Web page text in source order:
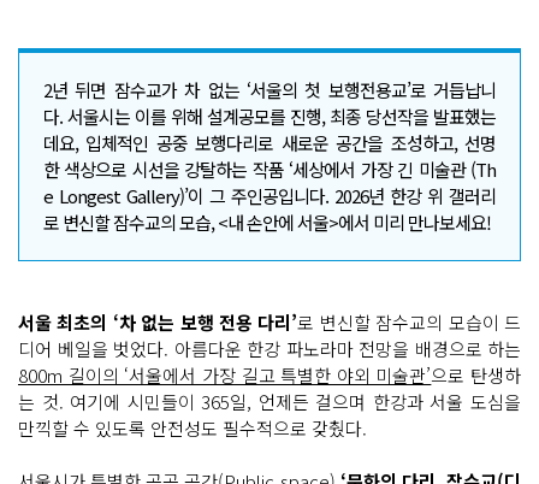
2년 뒤면 잠수교가 차 없는 ‘서울의 첫 보행전용교’로 거듭납니
다. 서울시는 이를 위해 설계공모를 진행, 최종 당선작을 발표했는
데요, 입체적인 공중 보행다리로 새로운 공간을 조성하고, 선명
한 색상으로 시선을 강탈하는 작품 ‘세상에서 가장 긴 미술관 (Th
e Longest Gallery)’이 그 주인공입니다. 2026년 한강 위 갤러리
로 변신할 잠수교의 모습, <내 손안에 서울>에서 미리 만나보세요!
서울 최초의 ‘차 없는 보행 전용 다리’로 변신할 잠수교의 모습이 드
디어 베일을 벗었다. 아름다운 한강 파노라마 전망을 배경으로 하는
800m 길이의 ‘서울에서 가장 길고 특별한 야외 미술관’으로 탄생하
는 것. 여기에 시민들이 365일, 언제든 걸으며 한강과 서울 도심을
만끽할 수 있도록 안전성도 필수적으로 갖췄다.